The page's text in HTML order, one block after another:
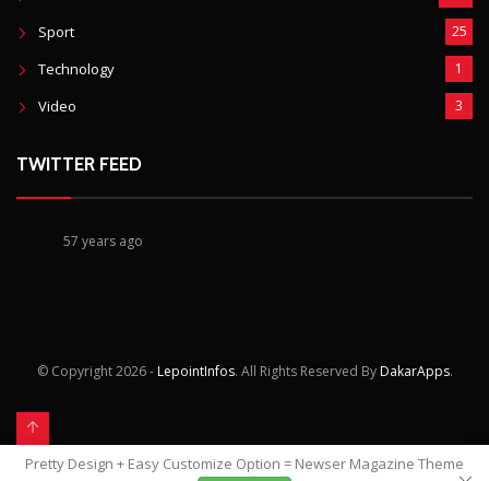
Sport 25
Technology 1
Video 3
TWITTER FEED
57 years ago
© Copyright2026 - LepointInfos. All Rights Reserved By DakarApps.
Pretty Design + Easy Customize Option = Newser Magazine Theme